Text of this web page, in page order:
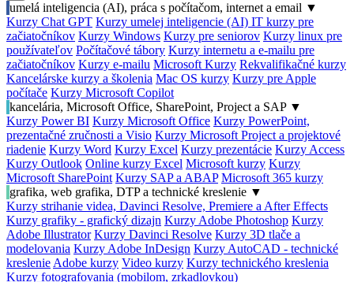
umelá inteligencia (AI), práca s počítačom, internet a email ▼
Kurzy Chat GPT Kurzy umelej inteligencie (AI) IT kurzy pre
začiatočníkov Kurzy Windows Kurzy pre seniorov Kurzy linux pre
používateľov Počítačové tábory Kurzy internetu a e-mailu pre
začiatočníkov Kurzy e-mailu Microsoft Kurzy Rekvalifikačné kurzy
Kancelárske kurzy a školenia Mac OS kurzy Kurzy pre Apple
počítače Kurzy Microsoft Copilot
kancelária, Microsoft Office, SharePoint, Project a SAP ▼
Kurzy Power BI Kurzy Microsoft Office Kurzy PowerPoint,
prezentačné zručnosti a Visio Kurzy Microsoft Project a projektové
riadenie Kurzy Word Kurzy Excel Kurzy prezentácie Kurzy Access
Kurzy Outlook Online kurzy Excel Microsoft kurzy Kurzy
Microsoft SharePoint Kurzy SAP a ABAP Microsoft 365 kurzy
grafika, web grafika, DTP a technické kreslenie ▼
Kurzy strihanie videa, Davinci Resolve, Premiere a After Effects
Kurzy grafiky - grafický dizajn Kurzy Adobe Photoshop Kurzy
Adobe Illustrator Kurzy Davinci Resolve Kurzy 3D tlače a
modelovania Kurzy Adobe InDesign Kurzy AutoCAD - technické
kreslenie Adobe kurzy Video kurzy Kurzy technického kreslenia
Kurzy fotografovania (mobilom, zrkadlovkou)